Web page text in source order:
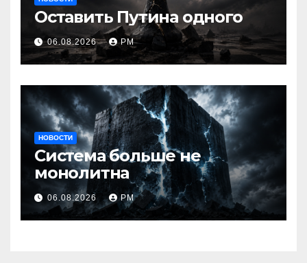
Оставить Путина одного
06.08.2026 РМ
НОВОСТИ
Система больше не
монолитна
06.08.2026 РМ